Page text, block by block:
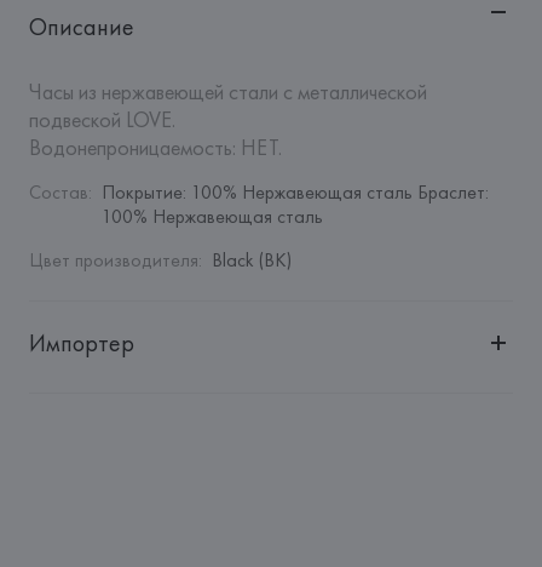
Описание
Часы из нержавеющей стали с металлической
подвеской LOVE.
Водонепроницаемость: НЕТ.
Состав: Покрытие: 100% Нержавеющая сталь Браслет:
100% Нержавеющая сталь
Цвет производителя: Black (BK)
Импортер